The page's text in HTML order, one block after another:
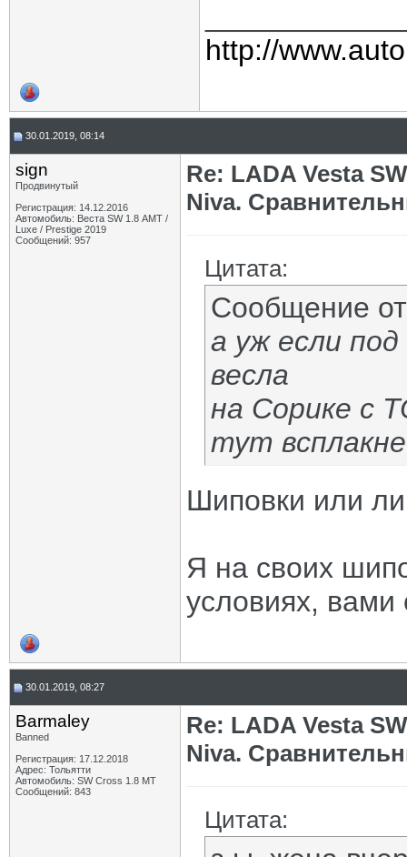
http://
30.01.2019, 08:14
sign
Продвинутый
Регистрация: 14.12.2016
Автомобиль: Веста SW 1.8 АМТ /
Luxe / Prestige 2019
Сообщений: 957
Re: LADA Vesta
Niva.
Цитата:
Сообщение
а уж если
весла
на Сорике с
тут
Шиповки или
Я на своих
условиях, вами
30.01.2019, 08:27
Barmaley
Banned
Регистрация: 17.12.2018
Адрес: Тольятти
Автомобиль: SW Cross 1.8 MТ
Сообщений: 843
Re: LADA Vesta
Niva.
Цитата: